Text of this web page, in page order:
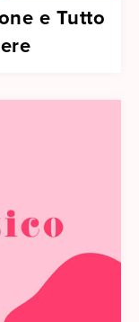
e Tutto